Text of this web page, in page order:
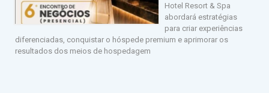
Hotel Resort & Spa
abordará estratégias
para criar experiências
diferenciadas, conquistar o hóspede premium e aprimorar os
resultados dos meios de hospedagem